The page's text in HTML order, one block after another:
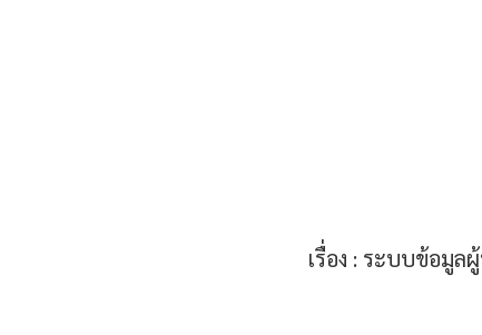
เรื่อง : ระบบข้อมูลผู้